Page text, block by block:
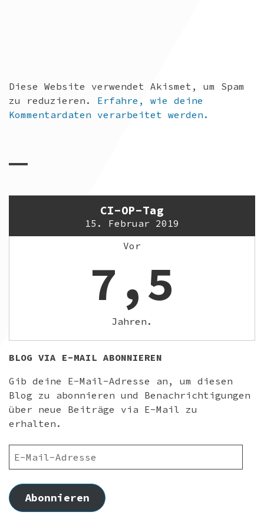
Diese Website verwendet Akismet, um Spam
zu reduzieren. Erfahre, wie deine
Kommentardaten verarbeitet werden.
CI-OP-Tag
15. Februar 2019
Vor
7,5
Jahren.
BLOG VIA E-MAIL ABONNIEREN
Gib deine E-Mail-Adresse an, um diesen
Blog zu abonnieren und Benachrichtigungen
über neue Beiträge via E-Mail zu
erhalten.
E-
Abonnieren